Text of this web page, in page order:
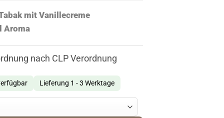
13,90 € 12,90 €.
mit Vanillecreme
Aroma
nach CLP Verordnung
Lieferung 1 - 3 Werktage
Vanilla Custard Tobacco Menge